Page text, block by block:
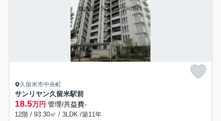
久留米市中央町
サンリヤン久留米駅前
18.5万円 管理/共益費-
12階 / 93.30㎡ / 3LDK /築11年